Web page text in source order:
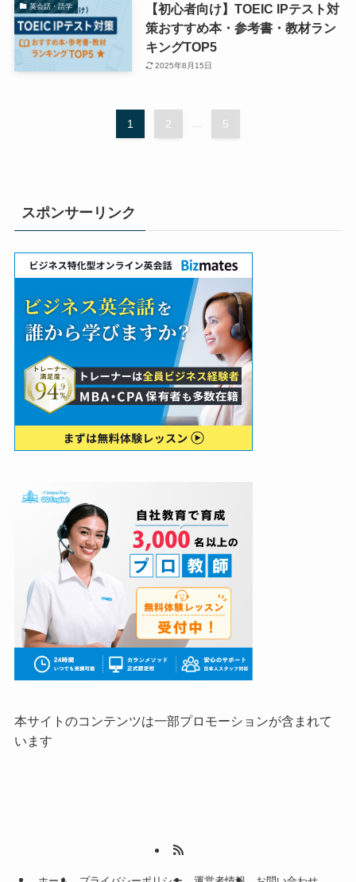
英会話・語学
【初心者向け】TOEIC IPテスト対
策おすすめ本・参考書・教材ラン
キングTOP5
2025年8月15日
1 2 ... 5
スポンサーリンク
本サイトのコンテンツは一部プロモーションが含まれて
います